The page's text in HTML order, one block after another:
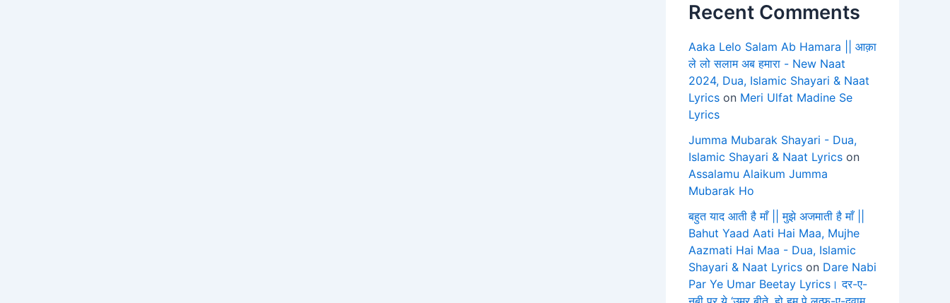
Recent Comments
Aaka Lelo Salam Ab Hamara || आक़ा
ले लो सलाम अब हमारा - New Naat
2024, Dua, Islamic Shayari & Naat
Lyrics on Meri Ulfat Madine Se
Lyrics
Jumma Mubarak Shayari - Dua,
Islamic Shayari & Naat Lyrics on
Assalamu Alaikum Jumma
Mubarak Ho
बहुत याद आती है माँ || मुझे अजमाती है माँ ||
Bahut Yaad Aati Hai Maa, Mujhe
Aazmati Hai Maa - Dua, Islamic
Shayari & Naat Lyrics on Dare Nabi
Par Ye Umar Beetay Lyrics। दर-ए-